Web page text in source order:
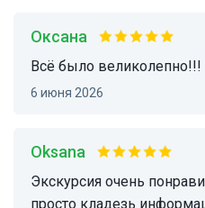
Оксана
Всё было
6 июня 2026
Oksana
Экскурсия очень понравилась. Светлана - это
просто кладезь